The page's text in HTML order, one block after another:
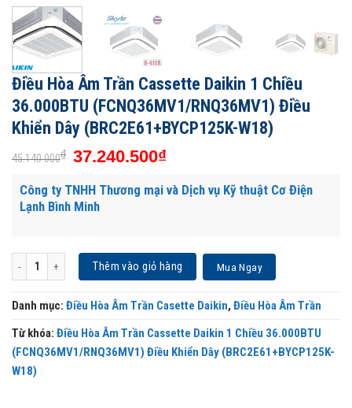
Điều Hòa Âm Trần Cassette Daikin 1 Chiều
36.000BTU (FCNQ36MV1/RNQ36MV1) Điều
Khiển Dây (BRC2E61+BYCP125K-W18)
45.140.000₫ 37.240.500₫
Công ty TNHH Thương mại và Dịch vụ Kỹ thuật Cơ Điện
Lạnh Bình Minh
Điều Hòa Âm Trần Cassette Daikin 1 Chiều 36.000BTU (FCNQ36MV1/
Thêm vào giỏ hàng Mua Ngay
Danh mục: Điều Hòa Âm Trần Casette Daikin, Điều Hòa Âm Trần
Từ khóa: Điều Hòa Âm Trần Cassette Daikin 1 Chiều 36.000BTU
(FCNQ36MV1/RNQ36MV1) Điều Khiển Dây (BRC2E61+BYCP125K-
W18)